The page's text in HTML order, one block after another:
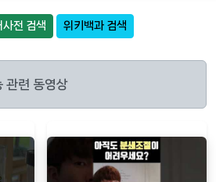
사전 검색 위키백과 검색
관련 동영상